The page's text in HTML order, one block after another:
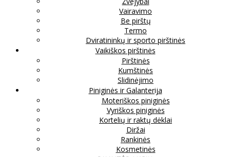
Vairavimo
Be pirštų
Termo
Dviratininkų ir sporto pirštinės
Vaikiškos pirštinės
Pirštinės
Kumštinės
Slidinėjimo
Piniginės ir Galanterija
Moteriškos piniginės
Vyriškos piniginės
Kortelių ir raktų dėklai
Diržai
Rankinės
Kosmetinės